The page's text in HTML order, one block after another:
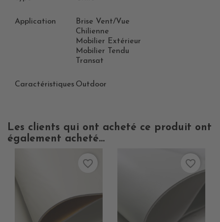
Application
Brise Vent/vue
Chilienne
Mobilier Extérieur
Mobilier Tendu
Transat
Caractéristiques Outdoor
Les clients qui ont acheté ce produit ont
également acheté...
favorite_border favorite_border